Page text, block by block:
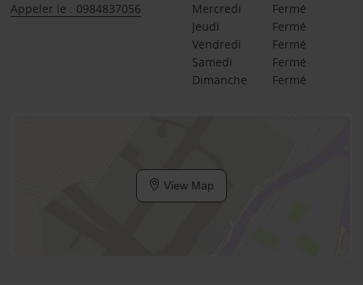
Appeler le : 0984837056
Mercredi
Fermé
Jeudi
Fermé
Vendredi
Fermé
Samedi
Fermé
Dimanche
Fermé
View Map